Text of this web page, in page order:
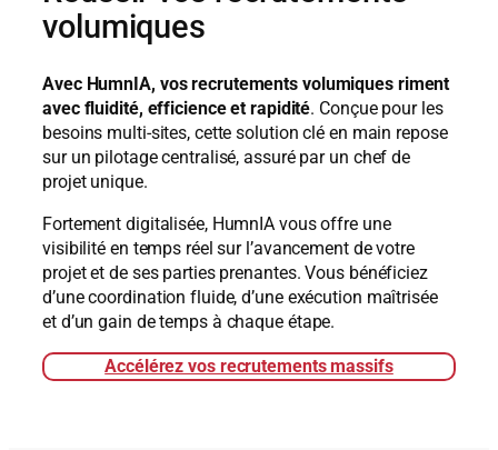
volumiques
Avec HumnIA, vos recrutements volumiques riment
avec fluidité, efficience et rapidité. Conçue pour les
besoins multi-sites, cette solution clé en main repose
sur un pilotage centralisé, assuré par un chef de
projet unique.
Fortement digitalisée, HumnIA vous offre une
visibilité en temps réel sur l’avancement de votre
projet et de ses parties prenantes. Vous bénéficiez
d’une coordination fluide, d’une exécution maîtrisée
et d’un gain de temps à chaque étape.
Accélérez vos recrutements massifs